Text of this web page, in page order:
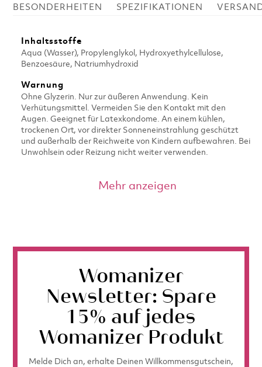
BESONDERHEITEN SPEZIFIKATIONEN
Inhaltsstoffe
Aqua (Wasser), Propylenglykol, Hydroxyethylcellulose,
Benzoesäure, Natriumhydroxid
Warnung
Ohne Glyzerin. Nur zur äußeren Anwendung. Kein
Verhütungsmittel. Vermeiden Sie den Kontakt mit den
Augen. Geeignet für Latexkondome. An einem kühlen,
trockenen Ort, vor direkter Sonneneinstrahlung geschützt
und außerhalb der Reichweite von Kindern aufbewahren. Bei
Unwohlsein oder Reizung nicht weiter verwenden.
Mehr anzeigen
Womanizer
Newsletter: Spare
15% auf jedes
Womanizer Produkt
Melde Dich an, erhalte Deinen Willkommensgutschein,